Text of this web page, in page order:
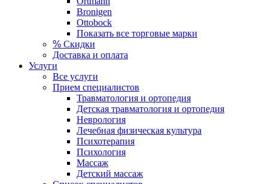
Bronigen
Ottobock
Показать все торговые марки
% Скидки
Доставка и оплата
Услуги
Все услуги
Прием специалистов
Травматология и ортопедия
Детская травматология и ортопедия
Неврология
Лечебная физическая культура
Психотерапия
Психология
Массаж
Детский массаж